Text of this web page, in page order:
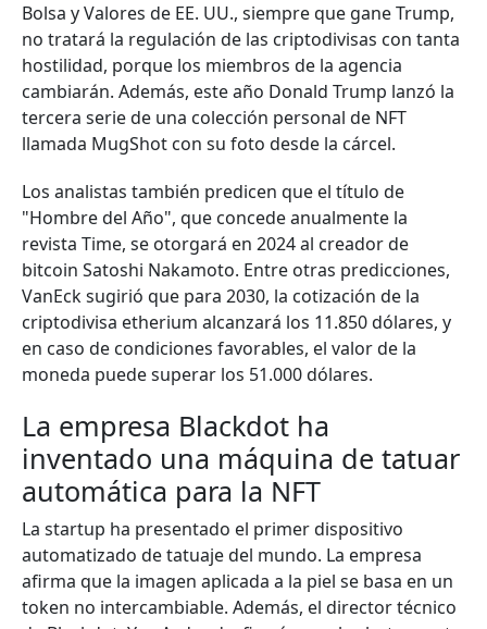
Bolsa y Valores de EE. UU., siempre que gane Trump,
no tratará la regulación de las criptodivisas con tanta
hostilidad, porque los miembros de la agencia
cambiarán. Además, este año Donald Trump lanzó la
tercera serie de una colección personal de NFT
llamada MugShot con su foto desde la cárcel.
Los analistas también predicen que el título de
"Hombre del Año", que concede anualmente la
revista Time, se otorgará en 2024 al creador de
bitcoin Satoshi Nakamoto. Entre otras predicciones,
VanEck sugirió que para 2030, la cotización de la
criptodivisa etherium alcanzará los 11.850 dólares, y
en caso de condiciones favorables, el valor de la
moneda puede superar los 51.000 dólares.
La empresa Blackdot ha
inventado una máquina de tatuar
automática para la NFT
La startup ha presentado el primer dispositivo
automatizado de tatuaje del mundo. La empresa
afirma que la imagen aplicada a la piel se basa en un
token no intercambiable. Además, el director técnico